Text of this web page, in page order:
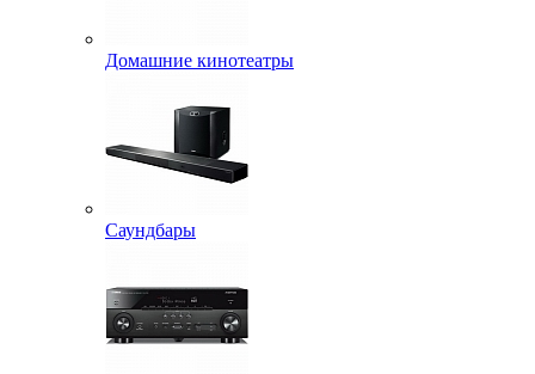
Домашние кинотеатры
Саундбары